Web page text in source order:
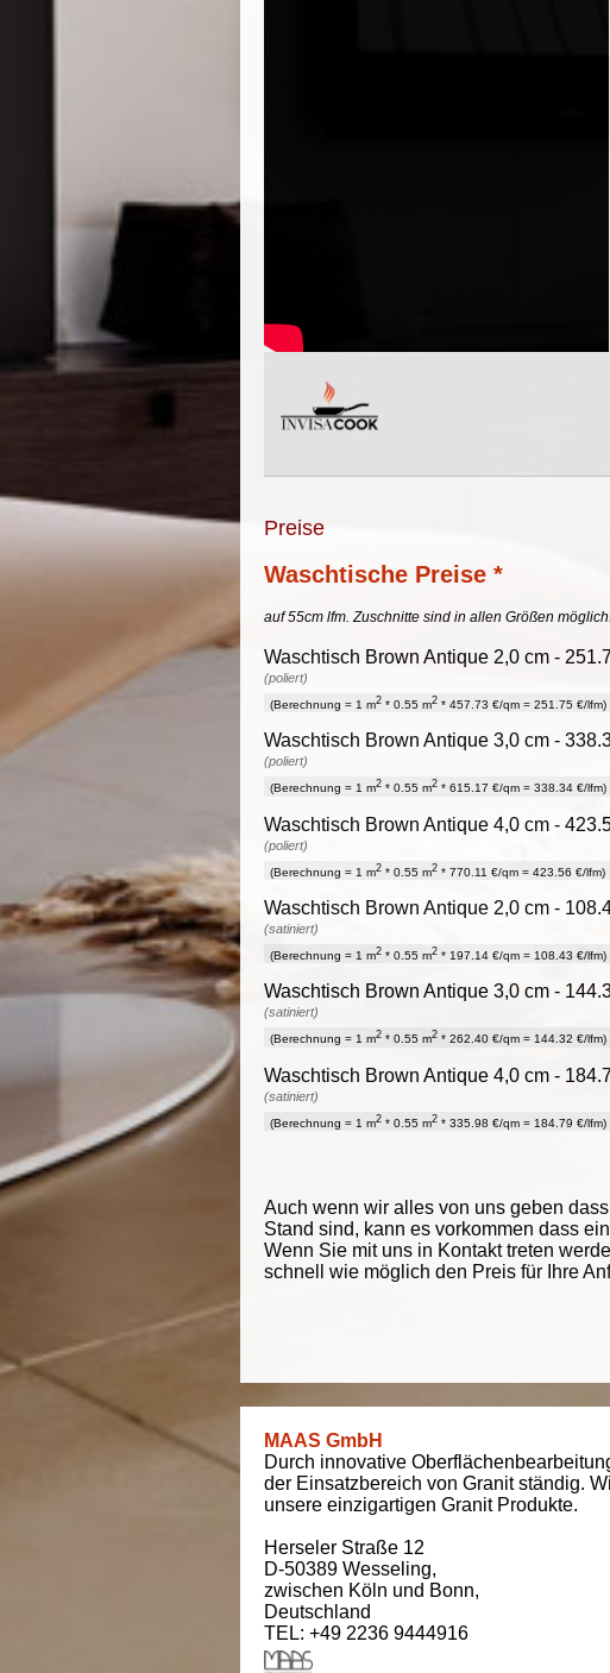
Preise
Waschtische Preise *
auf 55cm lfm. Zuschnitte sind in allen Größen
Waschtisch Brown Antique 2,0 cm -
(poliert)
(Berechnung = 1 m2 * 0.55 m2 * 457.73 €/qm = 251.75 €/lfm)
Waschtisch Brown Antique 3,0 cm -
(poliert)
(Berechnung = 1 m2 * 0.55 m2 * 615.17 €/qm = 338.34 €/lfm)
Waschtisch Brown Antique 4,0 cm -
(poliert)
(Berechnung = 1 m2 * 0.55 m2 * 770.11 €/qm = 423.56 €/lfm)
Waschtisch Brown Antique 2,0 cm -
(satiniert)
(Berechnung = 1 m2 * 0.55 m2 * 197.14 €/qm = 108.43 €/lfm)
Waschtisch Brown Antique 3,0 cm -
(satiniert)
(Berechnung = 1 m2 * 0.55 m2 * 262.40 €/qm = 144.32 €/lfm)
Waschtisch Brown Antique 4,0 cm -
(satiniert)
(Berechnung = 1 m2 * 0.55 m2 * 335.98 €/qm = 184.79 €/lfm)
Auch wenn wir alles von uns geben
Stand sind, kann es vorkommen dass
Wenn Sie mit uns in Kontakt treten
schnell wie möglich den Preis für Ihre
MAAS GmbH
Durch innovative
der Einsatzbereich von Granit ständig.
unsere einzigartigen Granit Produkte.
Herseler Straße 12
D-50389 Wesseling,
zwischen Köln und Bonn,
Deutschland
TEL: +49 2236 9444916